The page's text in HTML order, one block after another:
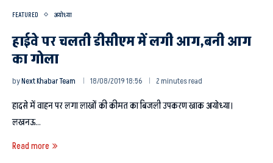
FEATURED अयोध्या
हाईवे पर चलती डीसीएम में लगी आग,बनी आग
का गोला
byNext Khabar Team 18/08/2019 18:56 2 minutes read
हादसे में वाहन पर लगा लाखों की कीमत का बिजली उपकरण खाक अयोध्या।
लखनऊ…
Read more